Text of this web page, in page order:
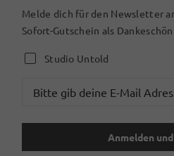
Melde dich für den Newsletter
Sofort-Gutschein als Dankeschön
Studio Untold
Anmelden